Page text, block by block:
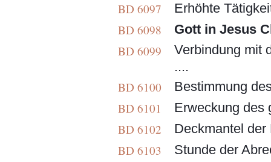
BD 6097
Erhöhte
BD 6098
Gott in Jesus
BD 6099
Verbindung mit
....
BD 6100
Bestimmung
BD 6101
Erweckung des
BD 6102
Deckmantel
BD 6103
Stunde der